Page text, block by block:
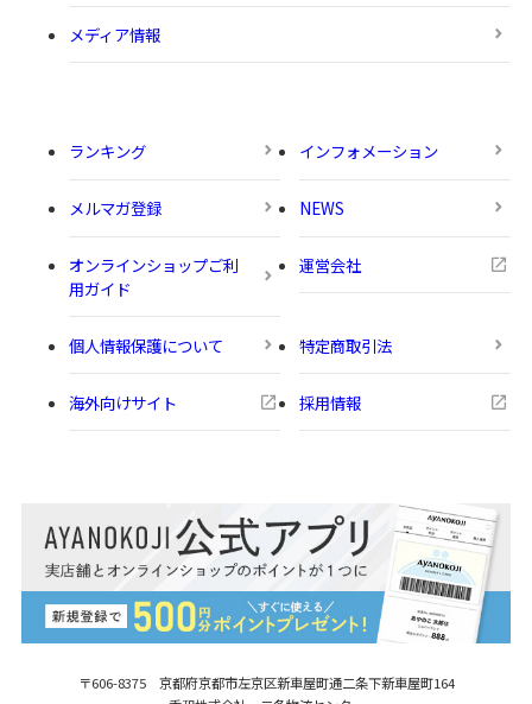
〒606-8375 京都府京都市左京区新車屋町通二条下新車屋町164
メディア情報
ランキング インフォメーション
メルマガ登録 NEWS
オンラインショップご利
用ガイド
運営会社
個人情報保護について 特定商取引法
海外向けサイト 採用情報